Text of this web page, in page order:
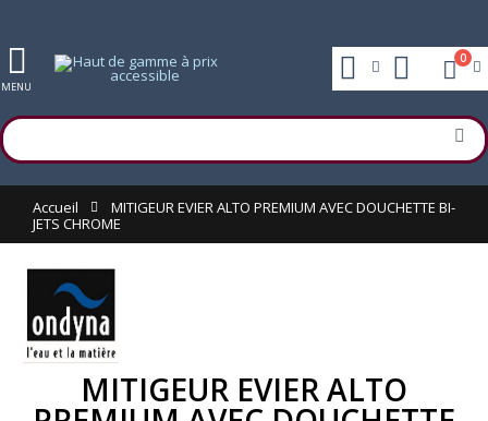
MENU
0
Accueil
MITIGEUR EVIER ALTO PREMIUM AVEC DOUCHETTE BI-
JETS CHROME
MITIGEUR EVIER ALTO